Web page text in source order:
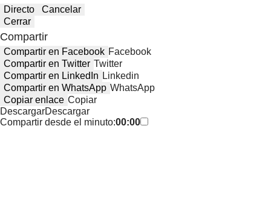
Directo
Cancelar
Cerrar
Compartir
Compartir en Facebook Facebook
Compartir en Twitter Twitter
Compartir en LinkedIn Linkedin
Compartir en WhatsApp WhatsApp
Copiar enlace Copiar
DescargarDescargar
Compartir desde el minuto:00:00